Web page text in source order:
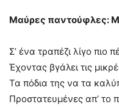
Μαύρες παντούφλες:
Σ’ ένα τραπέζι λίγο πιο
Έχοντας βγάλει τις
Τα πόδια της να τα
Προστατευμένες απ’ το